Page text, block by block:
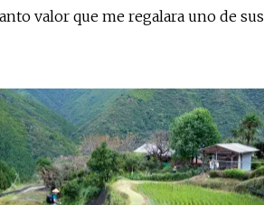
valor que me regalara uno de sus